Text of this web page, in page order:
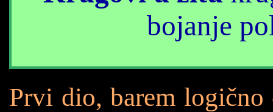
bojanje
Prvi dio, barem logično